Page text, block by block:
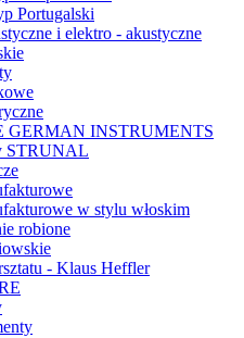
Portugalski
i elektro - akustyczne
GERMAN INSTRUMENTS
STRUNAL
w stylu włoskim
robione
- Klaus Heffler